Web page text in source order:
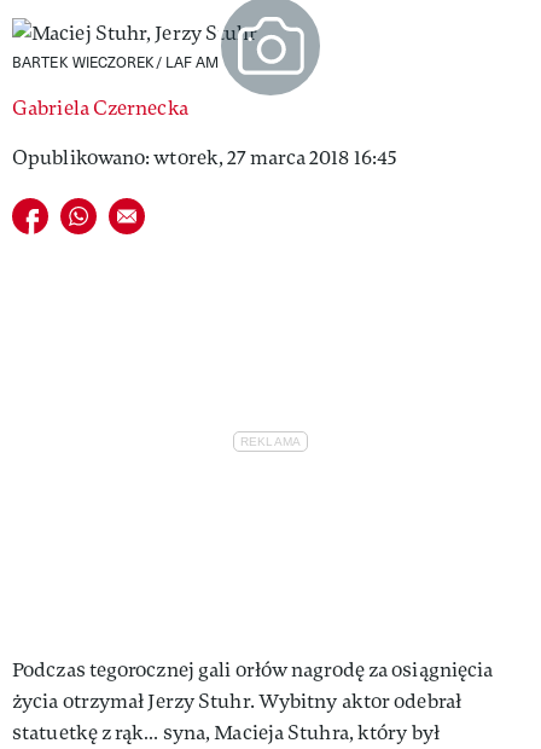
VIVA!PEOPLE POWER
VIVA!ITAKA
MAGAZYN VIVA!
BARTEK WIECZOREK/ LAF AM
Gabriela Czernecka
Opublikowano: wtorek, 27 marca 2018 16:45
Udostępnij na facebook
Udostępnij na whatsapp
E-mail do przyjaciela
Podczas tegorocznej gali orłów nagrodę za osiągnięcia
życia otrzymał Jerzy Stuhr. Wybitny aktor odebrał
statuetkę z rąk… syna, Macieja Stuhra, który był